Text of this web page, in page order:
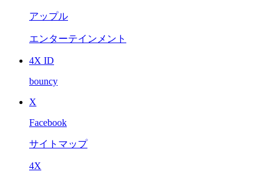
アップル
エンターテインメント
4X ID
bouncy
X
Facebook
サイトマップ
4X